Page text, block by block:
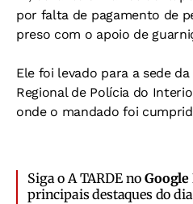
por falta de pagamento de
preso com o apoio de
Ele foi levado para a sede
Regional de Polícia do
onde o mandado foi
Siga o A TARDE no
principais destaques do